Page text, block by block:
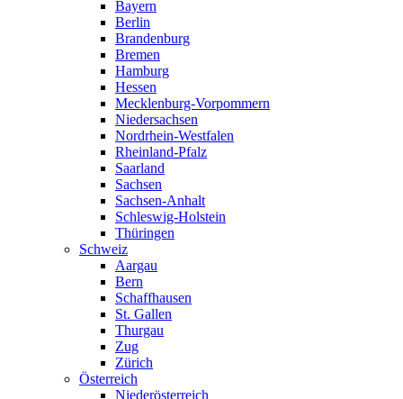
Bayern
Berlin
Brandenburg
Bremen
Hamburg
Hessen
Mecklenburg-Vorpommern
Niedersachsen
Nordrhein-Westfalen
Rheinland-Pfalz
Saarland
Sachsen
Sachsen-Anhalt
Schleswig-Holstein
Thüringen
Schweiz
Aargau
Bern
Schaffhausen
St. Gallen
Thurgau
Zug
Zürich
Österreich
Niederösterreich